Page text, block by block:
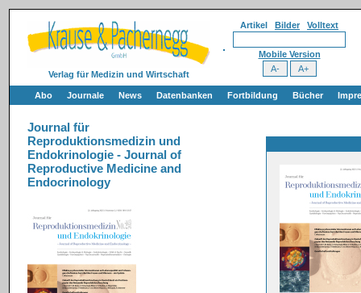
Verlag für Medizin und Wirtschaft
Artikel Bilder Volltext
Mobile Version
Abo Journale News Datenbanken Fortbildung Bücher
Journal für
Reproduktionsmedizin und
Endokrinologie - Journal of
Reproductive Medicine and
Endocrinology